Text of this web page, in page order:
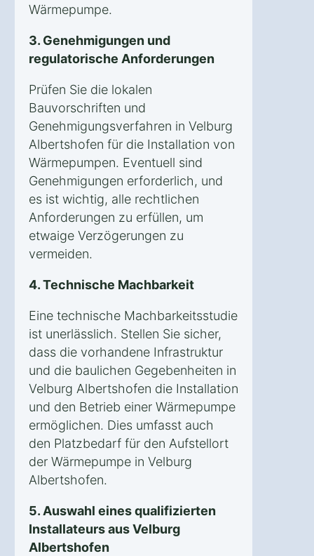
Wärmepumpe.
3. Genehmigungen und
regulatorische Anforderungen
Prüfen Sie die lokalen
Bauvorschriften und
Genehmigungsverfahren in Velburg
Albertshofen für die Installation von
Wärmepumpen. Eventuell sind
Genehmigungen erforderlich, und
es ist wichtig, alle rechtlichen
Anforderungen zu erfüllen, um
etwaige Verzögerungen zu
vermeiden.
4. Technische Machbarkeit
Eine technische Machbarkeitsstudie
ist unerlässlich. Stellen Sie sicher,
dass die vorhandene Infrastruktur
und die baulichen Gegebenheiten in
Velburg Albertshofen die Installation
und den Betrieb einer Wärmepumpe
ermöglichen. Dies umfasst auch
den Platzbedarf für den Aufstellort
der Wärmepumpe in Velburg
Albertshofen.
5. Auswahl eines qualifizierten
Installateurs aus Velburg
Albertshofen